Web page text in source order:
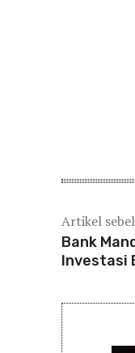
Artikel
Bank
Investasi